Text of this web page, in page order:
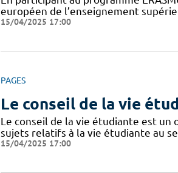
européen de l’enseignement
15/04/2025 17:00
PAGES
Le conseil de la vie
Le conseil de la vie étudiante est
sujets relatifs à la vie étudiante au
15/04/2025 17:00